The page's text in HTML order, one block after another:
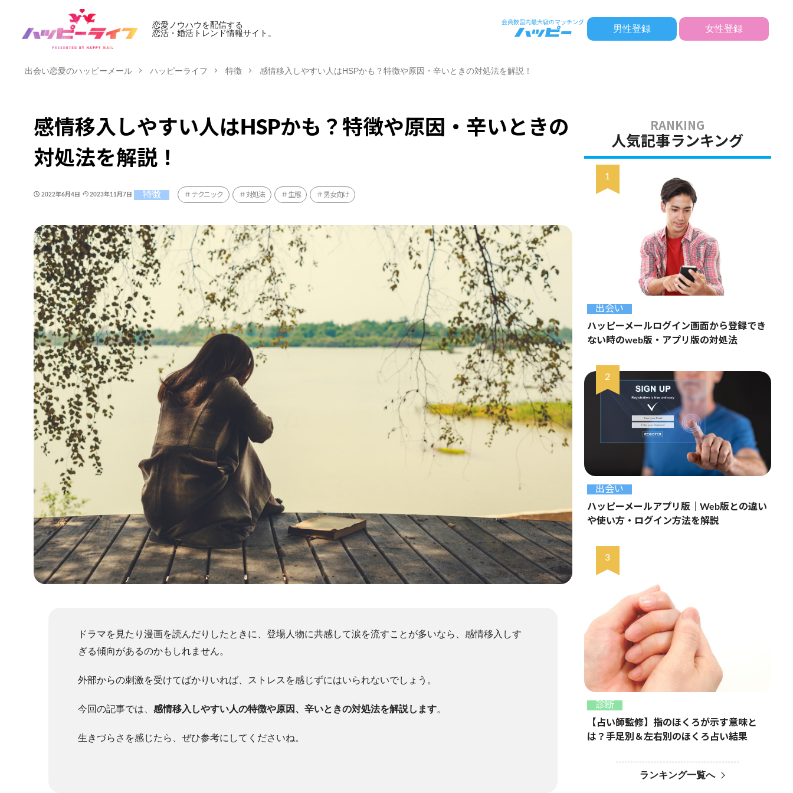
恋愛ノウハウを配信する
恋活・婚活トレンド情報サイト。
男性登録 女性登録
出会い恋愛のハッピーメール ハッピーライフ 特徴 感情移入しやすい人はHSPかも？特徴や原因・辛いときの対処法を解説！
感情移入しやすい人はHSPかも？特徴や原因・辛いときの
対処法を解説！
2022年6月4日 2023年11月7日 特徴 テクニック 対処法 生態 男女向け
ドラマを見たり漫画を読んだりしたときに、登場人物に共感して涙を流すことが多いなら、感情移入しす
ぎる傾向があるのかもしれません。
外部からの刺激を受けてばかりいれば、ストレスを感じずにはいられないでしょう。
今回の記事では、 感情移入しやすい人の特徴や原因、辛いときの対処法を解説します。
生きづらさを感じたら、ぜひ参考にしてくださいね。
人気記事ランキング
出会い
ハッピーメールログイン画面から登録でき
ない時のweb版・アプリ版の対処法
出会い
ハッピーメールアプリ版｜Web版との違い
や使い方・ログイン方法を解説
診断
【占い師監修】指のほくろが示す意味と
は？手足別＆左右別のほくろ占い結果
ランキング一覧へ